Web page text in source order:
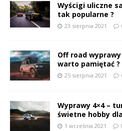
Wyścigi uliczne
tak popularne ?
23 sierpnia 2021
Off road
warto pamiętać ?
25 sierpnia 2021
Wyprawy 4×4 –
świetne hobby
1 września 2021